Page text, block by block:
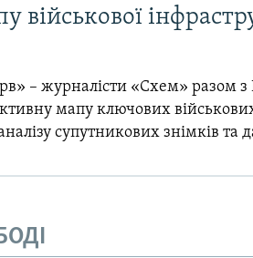
військової
– журналісти «Схем» разом з
мапу ключових
аналізу супутникових знімків та